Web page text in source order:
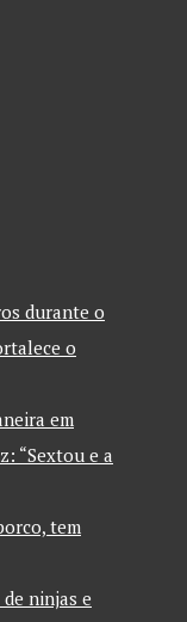
durante o
o
em
“Sextou e a
tem
ninjas e